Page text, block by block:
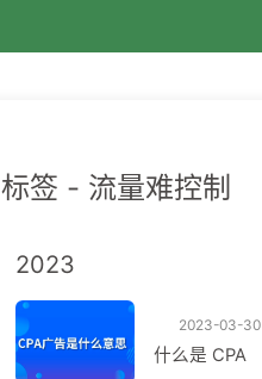
标签 - 流量难控制
2023
2023-03-30
什么是 CPA